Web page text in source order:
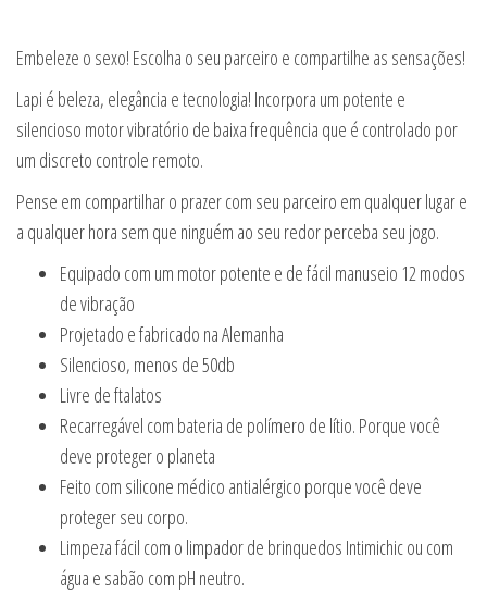
Embeleze o sexo! Escolha o seu parceiro e compartilhe as sensações!
Lapi é beleza, elegância e tecnologia! Incorpora um potente e
silencioso motor vibratório de baixa frequência que é controlado por
um discreto controle remoto.
Pense em compartilhar o prazer com seu parceiro em qualquer lugar e
a qualquer hora sem que ninguém ao seu redor perceba seu jogo.
Equipado com um motor potente e de fácil manuseio 12 modos
de vibração
Projetado e fabricado na Alemanha
Silencioso, menos de 50db
Livre de ftalatos
Recarregável com bateria de polímero de lítio. Porque você
deve proteger o planeta
Feito com silicone médico antialérgico porque você deve
proteger seu corpo.
Limpeza fácil com o limpador de brinquedos Intimichic ou com
água e sabão com pH neutro.